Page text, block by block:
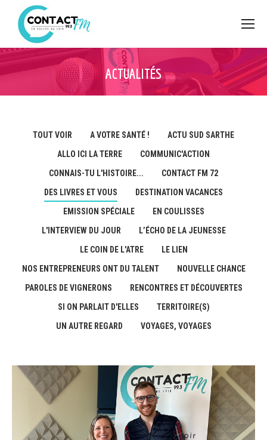
ACTUALITÉS
TOUT VOIR A VOTRE SANTÉ !
ACTU SUD SARTHE
ALLO ICI LA TERRE
COMMUNIC'ACTION
CONNAIS-TU L'HISTOIRE...
CONTACT FM 72
DES LIVRES ET VOUS
DESTINATION VACANCES
EMISSION SPÉCIALE
EN COULISSES
L'INTERVIEW DU JOUR
L’ÉCHO DE LA JEUNESSE
LE COIN DE L'ATRE
LE LIEN
NOS ENTREPRENEURS ONT DU TALENT
NOUVELLE CHANCE
PAROLES DE VIGNERONS
RENCONTRES ET DÉCOUVERTES
SI ON PARLAIT D'ELLES
TERRITOIRE(S)
UN AUTRE REGARD
VOYAGES, VOYAGES